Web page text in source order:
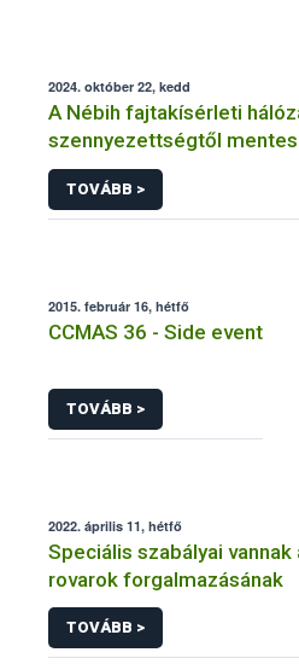
2024. október 22, kedd
A Nébih fajtakísérleti
szennyezettségtől
termesztettek
TOVÁBB >
2015. február 16, hétfő
CCMAS 36 - Side event
TOVÁBB >
2022. április 11, hétfő
Speciális szabályai
rovarok forgalmazásának
TOVÁBB >